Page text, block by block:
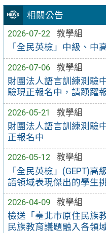
相關公告
2026-07-22
教學組
「全民英檢」中級、中
2026-07-06
教學組
財團法人語言訓練測驗
驗現正報名中，請踴躍
2026-05-21
教學組
財團法人語言訓練測驗
正報名中
2026-05-12
教學組
「全民英檢」(GEPT)
語領域表現傑出的學生
2026-04-09
教學組
檢送「臺北市原住民族
民族教育議題融入各領